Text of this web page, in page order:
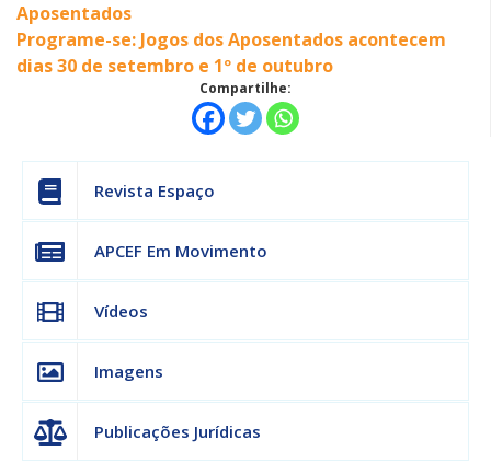
Aposentados
Programe-se: Jogos dos Aposentados acontecem
dias 30 de setembro e 1º de outubro
Compartilhe:
Revista Espaço
APCEF Em Movimento
Vídeos
Imagens
Publicações Jurídicas